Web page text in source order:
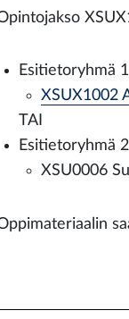
Esitietoryhmä 1
XSUX1002
TAI
Esitietoryhmä 2
XSU0006